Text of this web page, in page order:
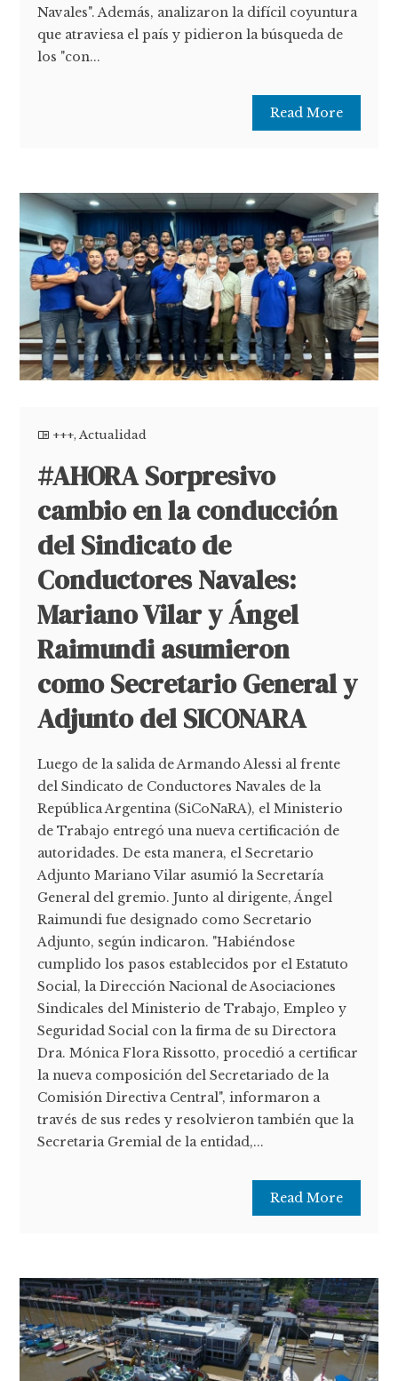
Navales". Además, analizaron la difícil coyuntura
que atraviesa el país y pidieron la búsqueda de
los "con...
Read More
+++,Actualidad
#AHORA Sorpresivo
cambio en la conducción
del Sindicato de
Conductores Navales:
Mariano Vilar y Ángel
Raimundi asumieron
como Secretario General y
Adjunto del SICONARA
Luego de la salida de Armando Alessi al frente
del Sindicato de Conductores Navales de la
República Argentina (SiCoNaRA), el Ministerio
de Trabajo entregó una nueva certificación de
autoridades. De esta manera, el Secretario
Adjunto Mariano Vilar asumió la Secretaría
General del gremio. Junto al dirigente, Ángel
Raimundi fue designado como Secretario
Adjunto, según indicaron. "Habiéndose
cumplido los pasos establecidos por el Estatuto
Social, la Dirección Nacional de Asociaciones
Sindicales del Ministerio de Trabajo, Empleo y
Seguridad Social con la firma de su Directora
Dra. Mónica Flora Rissotto, procedió a certificar
la nueva composición del Secretariado de la
Comisión Directiva Central", informaron a
través de sus redes y resolvieron también que la
Secretaria Gremial de la entidad,...
Read More